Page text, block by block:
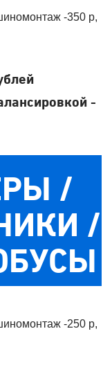
-350 р,
-
/
/
-250 р,